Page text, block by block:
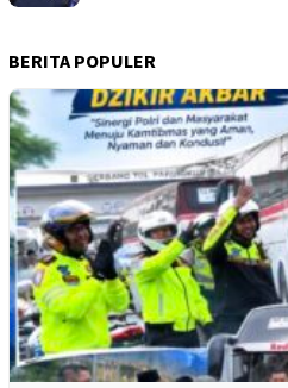
BERITA POPULER